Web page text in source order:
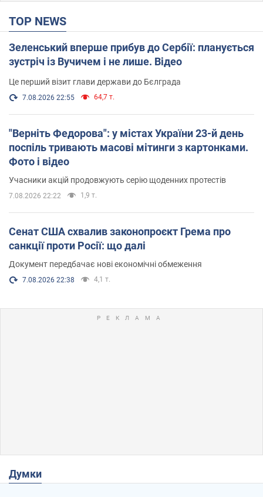
TOP NEWS
Зеленський вперше прибув до Сербії: планується
зустріч із Вучичем і не лише. Відео
Це перший візит глави держави до Бєлграда
7.08.2026 22:55 64,7 т.
"Верніть Федорова": у містах України 23-й день
поспіль тривають масові мітинги з картонками.
Фото і відео
Учасники акцій продовжують серію щоденних протестів
7.08.2026 22:22 1,9 т.
Сенат США схвалив законопроєкт Грема про
санкції проти Росії: що далі
Документ передбачає нові економічні обмеження
7.08.2026 22:38 4,1 т.
Думки